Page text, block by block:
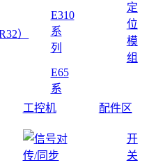
）
E310
系
列
E65
系
定
位
模
组
工控机 配件区
开
关